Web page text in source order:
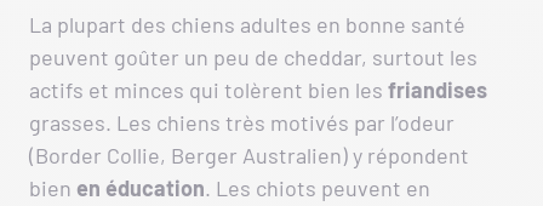
La plupart des chiens adultes en bonne santé
peuvent goûter un peu de cheddar, surtout les
actifs et minces qui tolèrent bien les friandises
grasses. Les chiens très motivés par l’odeur
(Border Collie, Berger Australien) y répondent
bien en éducation. Les chiots peuvent en